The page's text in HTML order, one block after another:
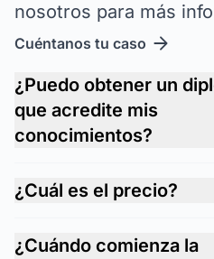
nosotros para más
Cuéntanos tu caso
¿Puedo obtener un
que acredite mis
conocimientos?
¿Cuál es el precio?
¿Cuándo comienza la